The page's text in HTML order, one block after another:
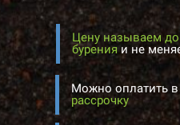
Цену называем до
буренияи не
Можно оплатить в
рассрочку